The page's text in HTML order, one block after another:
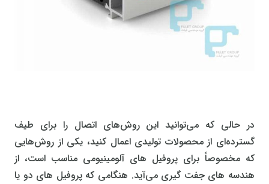
در حالی که می‌توانید این روش‌های اتصال را برای طیف
گسترده‌ای از محصولات تولیدی اعمال کنید، یکی از روش‌هایی
که مخصوصاً برای پروفیل های آلومینیومی مناسب است، از
هندسه های جفت گیری می‌آید. هنگامی که پروفیل های دو یا